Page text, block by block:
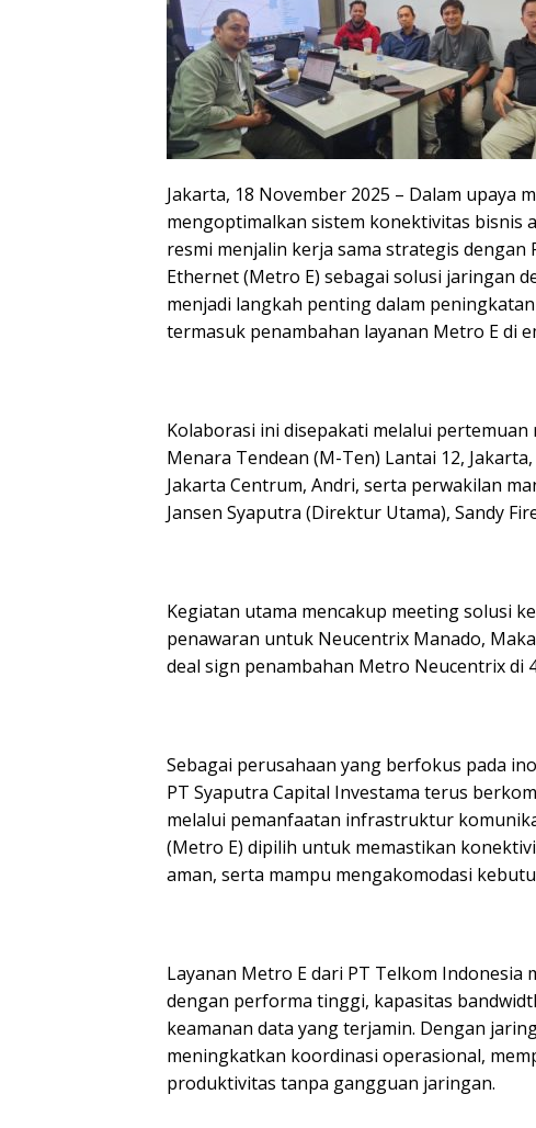
Jakarta, 18 November 2025 – Dalam upaya
mengoptimalkan sistem konektivitas bisnis
resmi menjalin kerja sama strategis
Ethernet (Metro E) sebagai solusi jaringan
menjadi langkah penting dalam
termasuk penambahan layanan Metro E di
Kolaborasi ini disepakati melalui pertemuan
Menara Tendean (M-Ten) Lantai 12,
Jakarta Centrum, Andri, serta perwakilan
Jansen Syaputra (Direktur Utama), Sandy
Kegiatan utama mencakup meeting solusi
penawaran untuk Neucentrix Manado,
deal sign penambahan Metro Neucentrix di
Sebagai perusahaan yang berfokus pada
PT Syaputra Capital Investama terus
melalui pemanfaatan infrastruktur
(Metro E) dipilih untuk memastikan
aman, serta mampu mengakomodasi
Layanan Metro E dari PT Telkom
dengan performa tinggi, kapasitas
keamanan data yang terjamin. Dengan
meningkatkan koordinasi operasional,
produktivitas tanpa gangguan jaringan.